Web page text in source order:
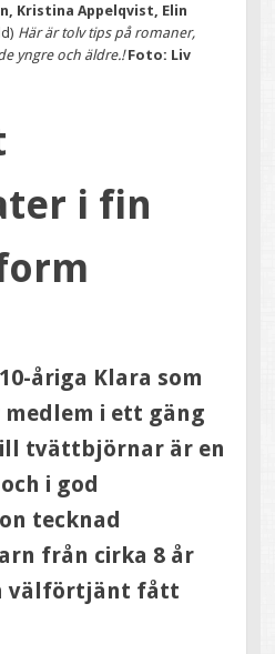
Kristina Appelqvist, Elin
Här är tolv tips på romaner,
yngre och äldre.! Foto: Liv
i fin
åriga Klara som
i ett gäng
tvättbjörnar är en
i god
tecknad
från cirka 8 år
välförtjänt fått